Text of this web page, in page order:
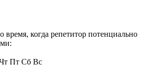
время, когда репетитор потенциально
Пт Сб Вс